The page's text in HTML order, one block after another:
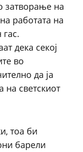
затворање на
работата на
дека секој
во
да ја
на светскиот
тоа би
барели